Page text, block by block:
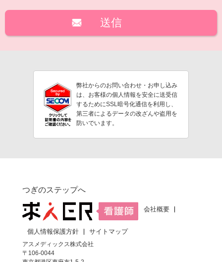
弊社からのお問い合わせ・お申し込み
は、お客様の個人情報を安全に送受信
するためにSSL暗号化通信を利用し、
第三者によるデータの改ざんや盗用を
防いでいます。
つぎのステップへ
会社概要
個人情報保護方針
サイトマップ
アスメディックス株式会社
〒106-0044